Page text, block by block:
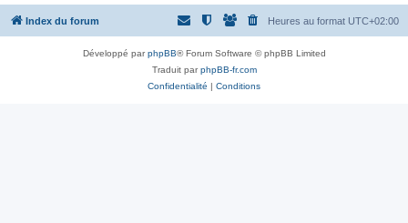
Index du forum Heures au format UTC+02:00
Développé parphpBB® Forum Software © phpBB Limited
Traduit parphpBB-fr.com
Confidentialité | Conditions